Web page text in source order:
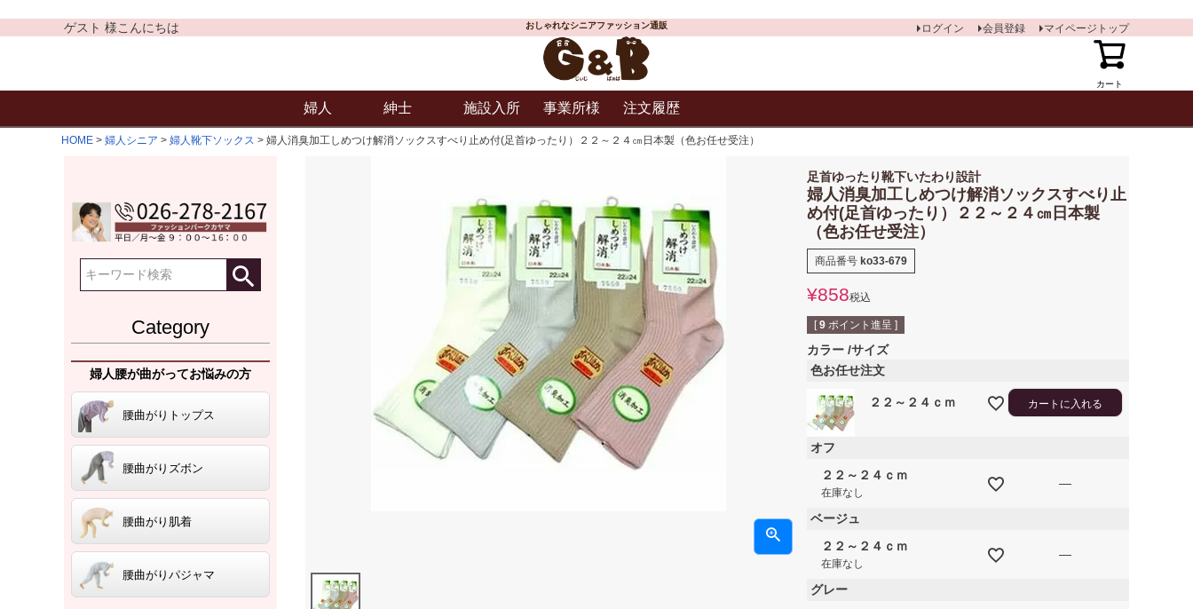
ゲスト 様こんにちは おしゃれなシニアファッション通販
カート
ログイン 会員登録 マイページトップ
婦人 紳士 施設入所 事業所様 注文履歴
HOME 婦人シニア 婦人靴下ソックス 婦人消臭加工しめつけ解消ソックスすべり止め付(足首ゆったり）２２～２４㎝日本製（色お任せ受注）
Category
婦人腰が曲がってお悩みの方
腰曲がりトップス
腰曲がりズボン
腰曲がり肌着
腰曲がりパジャマ
足首ゆったり靴下いたわり設計
婦人消臭加工しめつけ解消ソックスすべり止
め付(足首ゆったり）２２～２４㎝日本製
（色お任せ受注）
商品番号 ko33-679
¥858税込
[ 9 ポイント進呈 ]
カラー サイズ
色お任せ注文
２２～２４ｃｍ カートに入れる
オフ
２２～２４ｃｍ
在庫なし
—
ベージュ
２２～２４ｃｍ
在庫なし
—
グレー